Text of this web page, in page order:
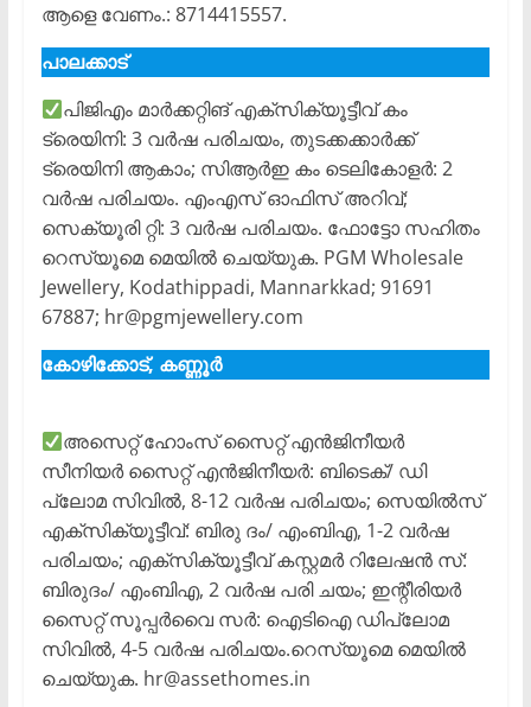
ആളെ വേണം.: 8714415557.
പാലക്കാട്
പിജിഎം മാർക്കറ്റിങ് എക്സിക്യൂട്ടീവ് കം
ട്രെയിനി: 3 വർഷ പരിചയം, തുടക്കക്കാർക്ക്
ട്രെയിനി ആകാം; സിആർഇ കം ടെലികോളർ: 2
വർഷ പരിചയം. എംഎസ് ഓഫിസ് അറിവ്;
സെക്യൂരി റ്റി: 3 വർഷ പരിചയം. ഫോട്ടോ സഹിതം
റെസ്യൂമെ മെയിൽ ചെയ്യുക. PGM Wholesale
Jewellery, Kodathippadi, Mannarkkad; 91691
67887; hr@pgmjewellery.com
കോഴിക്കോട്, കണ്ണൂർ
അസെറ്റ് ഹോംസ് സൈറ്റ് എൻജിനീയർ
സീനിയർ സൈറ്റ് എൻജിനീയർ: ബിടെക്/ ഡി
പ്ലോമ സിവിൽ, 8-12 വർഷ പരിചയം; സെയിൽസ്
എക്സിക്യൂട്ടീവ്: ബിരു ദം/ എംബിഎ, 1-2 വർഷ
പരിചയം; എക്സിക്യൂട്ടീവ് കസ്റ്റമർ റിലേഷൻ സ്:
ബിരുദം/ എംബിഎ, 2 വർഷ പരി ചയം; ഇന്റീരിയർ
സൈറ്റ് സൂപ്പർവൈ സർ: ഐടിഐ ഡിപ്ലോമ
സിവിൽ, 4-5 വർഷ പരിചയം.റെസ്യൂമെ മെയിൽ
ചെയ്യുക. hr@assethomes.in